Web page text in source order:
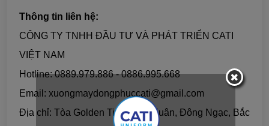
Thông tin liên hệ:
CÔNG TY TNHH ĐẦU TƯ VÀ PHÁT TRIỂN CATI
VIỆT NAM
Hotline: 0889.979.886 - 0886.995.668
Email: xuongmaydongphuccati@gmail.com
Địa chỉ: Tòa Golden Time, Tân Xuân, Đông Ngạc, Bắc